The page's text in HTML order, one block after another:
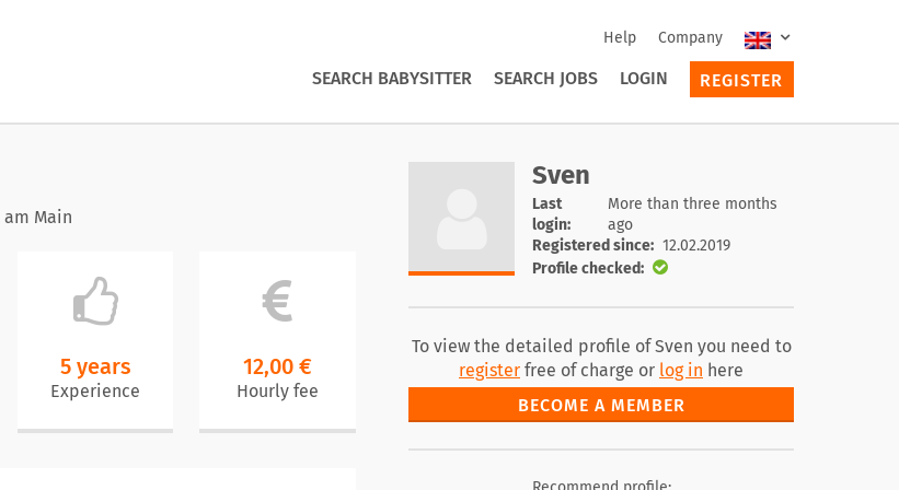
Help Company
SEARCH BABYSITTER SEARCH JOBS LOGIN REGISTER
Main
5 years
Experience
12,00 €
Hourly fee
Sven
Last
login:
More than three months
ago
Registered since: 12.02.2019
Profile checked:
To view the detailed profile of Sven you need to
register free of charge or log in here
BECOME A MEMBER